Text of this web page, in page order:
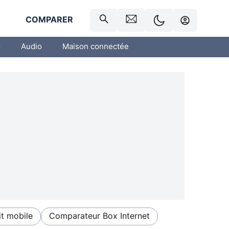
COMPARER
Audio Maison connectée
mobile Comparateur Box Internet